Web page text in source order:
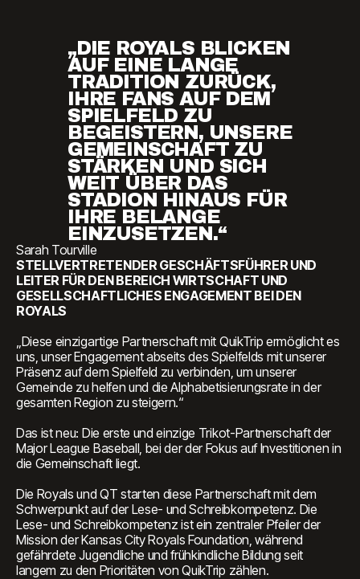
„DIE ROYALS BLICKEN
AUF EINE LANGE
TRADITION ZURÜCK,
IHRE FANS AUF DEM
SPIELFELD ZU
BEGEISTERN, UNSERE
GEMEINSCHAFT ZU
STÄRKEN UND SICH
WEIT ÜBER DAS
STADION HINAUS FÜR
IHRE BELANGE
EINZUSETZEN.“
Sarah Tourville
STELLVERTRETENDER GESCHÄFTSFÜHRER UND
LEITER FÜR DEN BEREICH WIRTSCHAFT UND
GESELLSCHAFTLICHES ENGAGEMENT BEI DEN
ROYALS
„Diese einzigartige Partnerschaft mit QuikTrip ermöglicht es
uns, unser Engagement abseits des Spielfelds mit unserer
Präsenz auf dem Spielfeld zu verbinden, um unserer
Gemeinde zu helfen und die Alphabetisierungsrate in der
gesamten Region zu steigern.“
Das ist neu: Die erste und einzige Trikot-Partnerschaft der
Major League Baseball, bei der der Fokus auf Investitionen in
die Gemeinschaft liegt.
Die Royals und QT starten diese Partnerschaft mit dem
Schwerpunkt auf der Lese- und Schreibkompetenz. Die
Lese- und Schreibkompetenz ist ein zentraler Pfeiler der
Mission der Kansas City Royals Foundation, während
gefährdete Jugendliche und frühkindliche Bildung seit
langem zu den Prioritäten von QuikTrip zählen.